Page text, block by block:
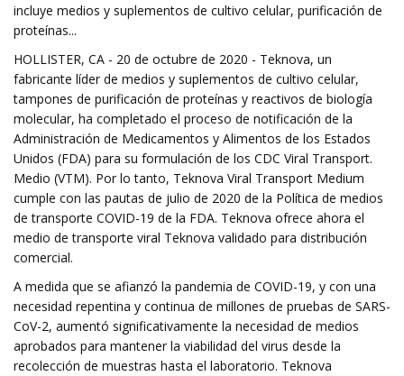
incluye medios y suplementos de cultivo celular, purificación de
proteínas...
HOLLISTER, CA - 20 de octubre de 2020 - Teknova, un
fabricante líder de medios y suplementos de cultivo celular,
tampones de purificación de proteínas y reactivos de biología
molecular, ha completado el proceso de notificación de la
Administración de Medicamentos y Alimentos de los Estados
Unidos (FDA) para su formulación de los CDC Viral Transport.
Medio (VTM). Por lo tanto, Teknova Viral Transport Medium
cumple con las pautas de julio de 2020 de la Política de medios
de transporte COVID-19 de la FDA. Teknova ofrece ahora el
medio de transporte viral Teknova validado para distribución
comercial.
A medida que se afianzó la pandemia de COVID-19, y con una
necesidad repentina y continua de millones de pruebas de SARS-
CoV-2, aumentó significativamente la necesidad de medios
aprobados para mantener la viabilidad del virus desde la
recolección de muestras hasta el laboratorio. Teknova